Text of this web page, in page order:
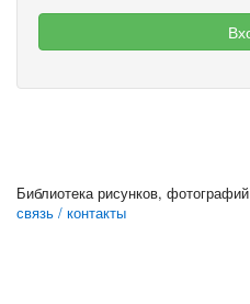
Библиотека рисунков,
связь / контакты